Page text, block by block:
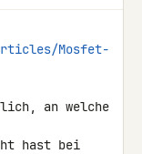
Mosfet-
an welche
hast bei